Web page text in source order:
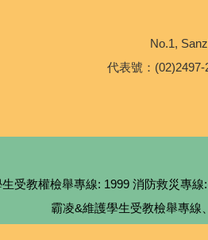
No.1,
代表號：
受教權檢舉專線: 1999 消防救災專
霸凌&維護學生受教檢舉專線